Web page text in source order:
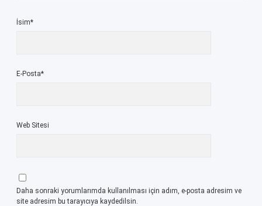
İsim*
E-Posta*
Web Sitesi
Daha sonraki yorumlarımda kullanılması için adım, e-posta adresim ve
site adresim bu tarayıcıya kaydedilsin.